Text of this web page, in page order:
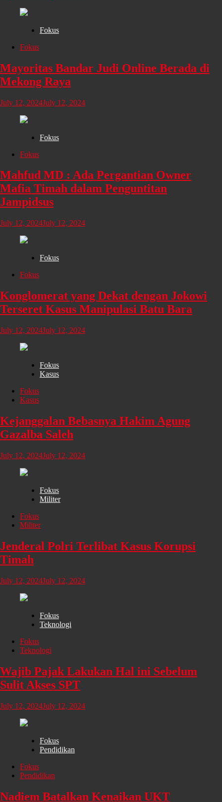
Fokus
Fokus
Mayoritas Bandar Judi Online Berada di
Mekong Raya
July 12, 2024July 12, 2024
Fokus
Fokus
Mahfud MD : Ada Pergantian Owner
Mafia Timah dalam Penguntitan
Jampidsus
July 12, 2024July 12, 2024
Fokus
Fokus
Konglomerat yang Dekat dengan Jokowi
Terseret Kasus Manipulasi Batu Bara
July 12, 2024July 12, 2024
Fokus
Kasus
Fokus
Kasus
Kejanggalan Bebasnya Hakim Agung
Gazalba Saleh
July 12, 2024July 12, 2024
Fokus
Militer
Fokus
Militer
Jenderal Polri Terlibat Kasus Korupsi
Timah
July 12, 2024July 12, 2024
Fokus
Teknologi
Fokus
Teknologi
Wajib Pajak Lakukan Hal ini Sebelum
Sulit Akses SPT
July 12, 2024July 12, 2024
Fokus
Pendidikan
Fokus
Pendidikan
Nadiem Batalkan Kenaikan UKT